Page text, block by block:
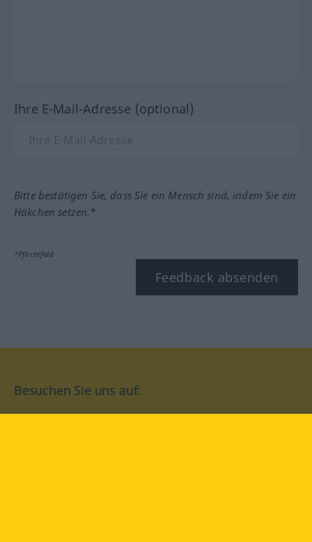
Ihre E-Mail-Adresse (optional)
Bitte bestätigen Sie, dass Sie ein Mensch sind, indem Sie ein
Häkchen setzen.*
*Pflichtfeld
Feedback absenden
Besuchen Sie uns auf: